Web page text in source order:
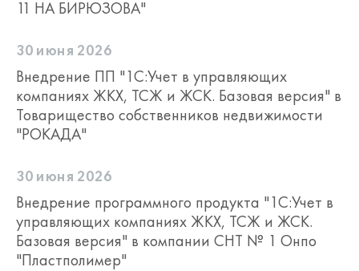
11 НА БИРЮЗОВА"
30 июня 2026
Внедрение ПП "1С:Учет в управляющих
компаниях ЖКХ, ТСЖ и ЖСК. Базовая версия" в
Товарищество собственников недвижимости
"РОКАДА"
30 июня 2026
Внедрение программного продукта "1С:Учет в
управляющих компаниях ЖКХ, ТСЖ и ЖСК.
Базовая версия" в компании СНТ № 1 Онпо
"Пластполимер"